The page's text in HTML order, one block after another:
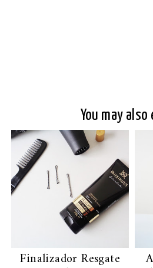
You may also
Finalizador Resgate